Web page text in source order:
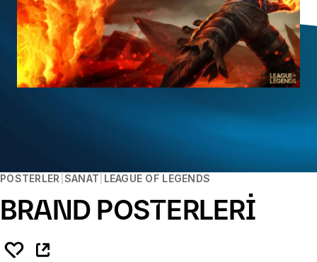
POSTERLER SANAT LEAGUE OF LEGENDS
BRAND POSTERLERİ